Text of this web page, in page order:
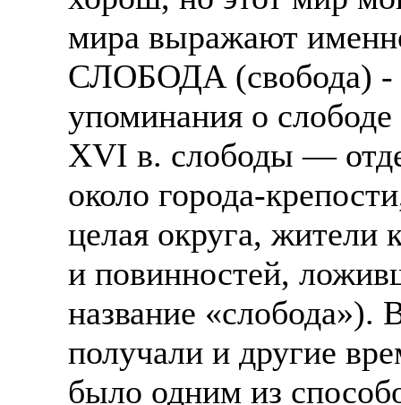
мира выражают
СЛОБОДА (свобода) -
упоминания о
XVI в. слободы —
около города-
целая округа, жители
и повинностей,
название «слобода»).
получали и другие
было одним из